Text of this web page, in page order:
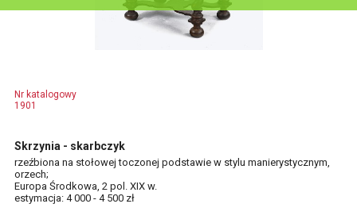
Nr katalogowy
1901
Skrzynia - skarbczyk
rzeźbiona na stołowej toczonej podstawie w stylu manierystycznym,
orzech;
Europa Środkowa, 2 pol. XIX w.
estymacja: 4 000 - 4 500 zł